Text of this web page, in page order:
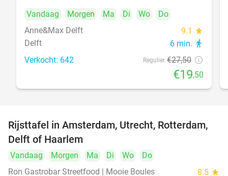
Vandaag
Morgen Ma Di Wo
Do
Anne&Max Delft
9.1 star
Delft 6 min. directions_walk
Verkocht: 642 Regulier €27,50
€19,50
19%
Rijsttafel in Amsterdam, Utrecht, Rotterdam,
Delft of Haarlem
Vandaag Morgen Ma Di Wo
Do
Ron Gastrobar Streetfood | Mooie Boules
8.5 star